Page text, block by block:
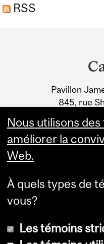
RSS
Information
Pavillon
845, rue
Nous utilisons
améliorer la
Web.
À quels types de
vous?
Les témoins